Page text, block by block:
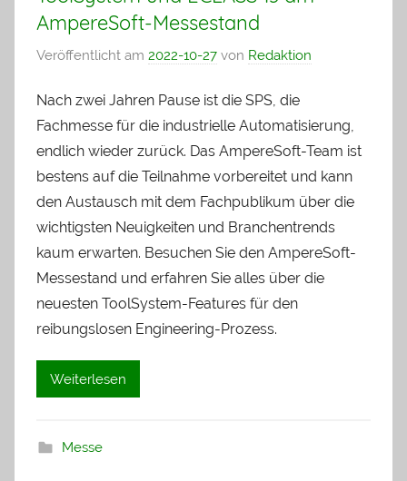
AmpereSoft-Messestand
Veröffentlicht am 2022-10-27 von Redaktion
Nach zwei Jahren Pause ist die SPS, die
Fachmesse für die industrielle Automatisierung,
endlich wieder zurück. Das AmpereSoft-Team ist
bestens auf die Teilnahme vorbereitet und kann
den Austausch mit dem Fachpublikum über die
wichtigsten Neuigkeiten und Branchentrends
kaum erwarten. Besuchen Sie den AmpereSoft-
Messestand und erfahren Sie alles über die
neuesten ToolSystem-Features für den
reibungslosen Engineering-Prozess.
Weiterlesen
Messe